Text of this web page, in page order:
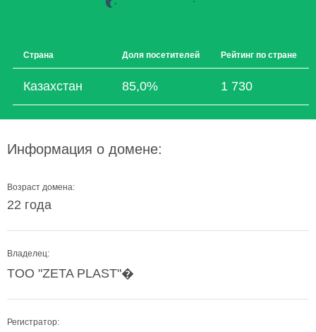
Страна Доля посетителей Рейтинг по стране
Казахстан 85,0% 1 730
Информация о домене:
Возраст домена:
22 года
Владелец:
TOO "ZETA PLAST"�
Регистратор: